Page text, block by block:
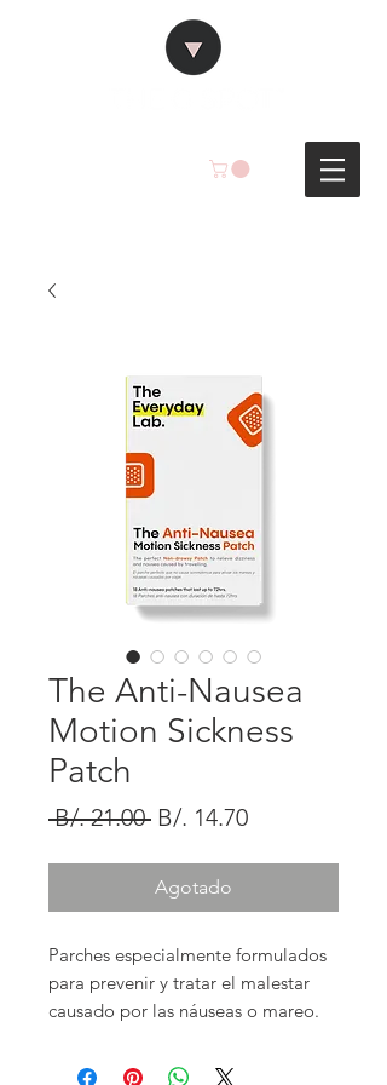
The Anti-Nausea
Motion Sickness
Patch
B/. 21.00 Precio
B/. 14.70Precio
Agotado
Parches especialmente formulados
para prevenir y tratar el malestar
causado por las náuseas o mareo.